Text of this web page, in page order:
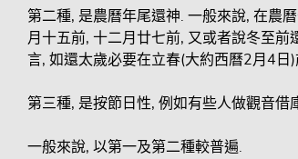
第二種, 是農曆年尾還神. 一般來說, 在農
月十五前, 十二月廿七前, 又或者說冬至
言, 如還太歲必要在立春(大約西曆2月4日
第三種, 是按節日性, 例如有些人做觀音借
一般來說, 以第一及第二種較普遍.